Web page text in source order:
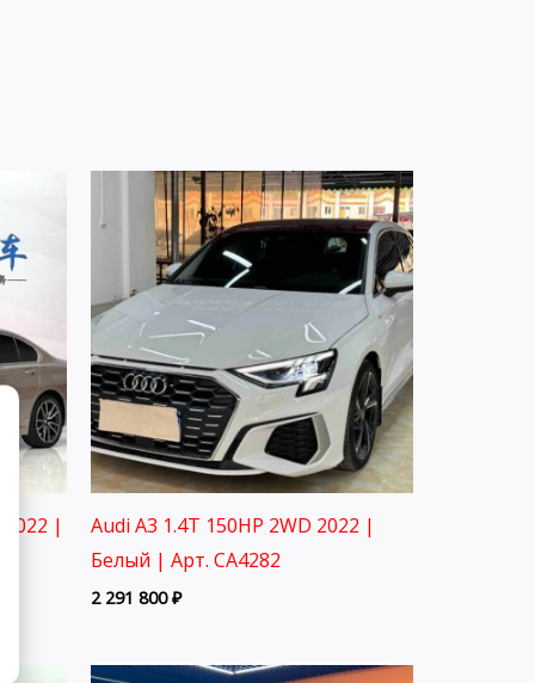
|
Audi A3 1.4T 150HP 2WD 2022 |
Белый | Арт. CA4282
2 291 800₽